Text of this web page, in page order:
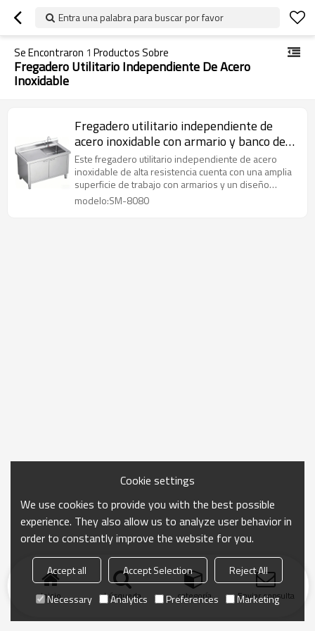
Entra una palabra para buscar por favor
Se Encontraron 1 Productos Sobre
Fregadero Utilitario Independiente De Acero
Inoxidable
Fregadero utilitario independiente de
acero inoxidable con armario y banco de
trabajo - Fregadero de cocina/garaje de
alta resistencia
Este fregadero utilitario independiente de acero
inoxidable de alta resistencia cuenta con una amplia
superficie de trabajo con armarios y un diseño
comercial duradero, perfecto para su uso en cocinas,
modelo:SM-8080
Inicio búsqueda categoría Enviar consulta
Cookie settings
We use cookies to provide you with the best possible
experience. They also allow us to analyze user behavior in
order to constantly improve the website for you.
Accept all Accept Selection
Reject All
Necessary
Analytics Preferences Marketing